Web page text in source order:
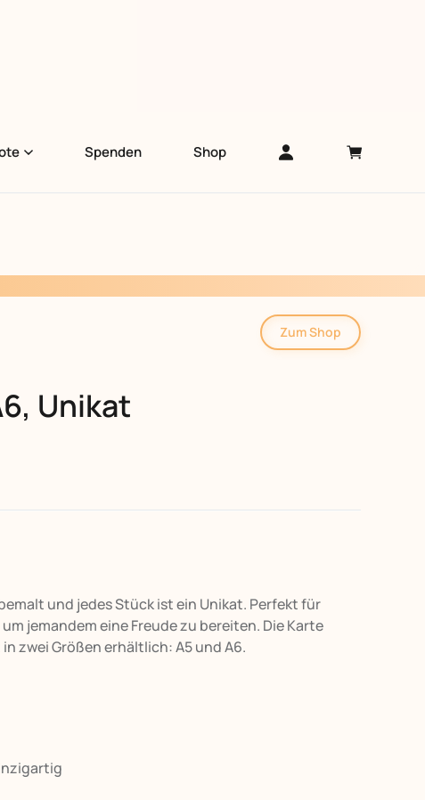
Spenden Shop
Zum Shop
Unikat
und jedes Stück ist ein Unikat. Perfekt für
jemandem eine Freude zu bereiten. Die Karte
zwei Größen erhältlich: A5 und A6.